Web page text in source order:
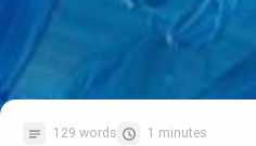
129 words 1 minutes